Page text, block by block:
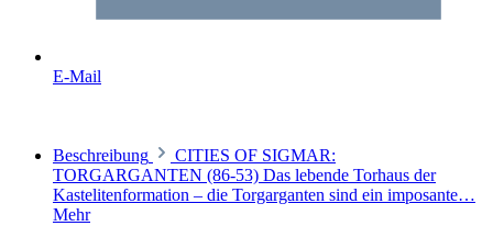
E-Mail
Beschreibung
CITIES OF SIGMAR:
TORGARGANTEN (86-53) Das lebende Torhaus der
Kastelitenformation – die Torgarganten sind ein imposante…
Mehr